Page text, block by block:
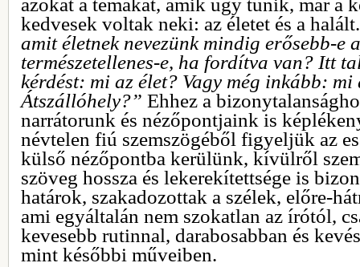
azokat a témákat, amik úgy tűnik, már a
kedvesek voltak neki: az életet és a
amit életnek nevezünk mindig erősebb-e
természetellenes-e, ha fordítva van? Itt
kérdést: mi az élet? Vagy még inkább:
Átszállóhely?” Ehhez a
narrátorunk és nézőpontjaink is
névtelen fiú szemszögéből figyeljük az
külső nézőpontba kerülünk, kívülről
szöveg hossza és lekerekítettsége is
határok, szakadozottak a szélek, előre-
ami egyáltalán nem szokatlan az írótól,
kevesebb rutinnal, darabosabban és
mint későbbi műveiben.